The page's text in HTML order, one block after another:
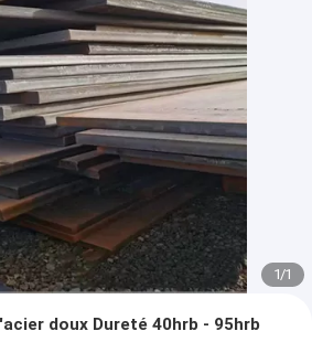
1/1
doux Dureté 40hrb - 95hrb